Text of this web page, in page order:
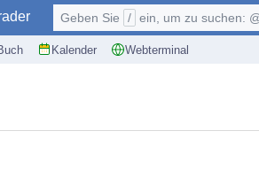
Kalender Webterminal
Geben Sie / ein, um zu suchen: @user,